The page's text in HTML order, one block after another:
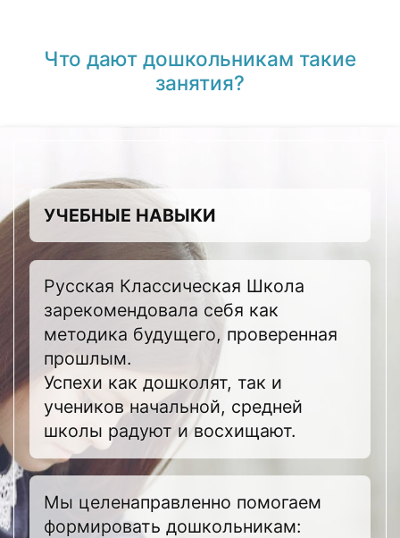
Что дают дошкольникам такие
занятия?
УЧЕБНЫЕ НАВЫКИ
Русская Классическая Школа
зарекомендовала себя как
методика будущего, проверенная
прошлым.
Успехи как дошколят, так и
учеников начальной, средней
школы радуют и восхищают.
Мы целенаправленно помогаем
формировать дошкольникам: